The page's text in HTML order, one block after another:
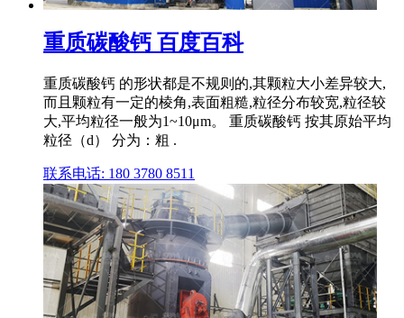
重质碳酸钙 百度百科
重质碳酸钙 的形状都是不规则的,其颗粒大小差异较大,
而且颗粒有一定的棱角,表面粗糙,粒径分布较宽,粒径较
大,平均粒径一般为1~10μm。 重质碳酸钙 按其原始平均
粒径（d） 分为：粗 .
联系电话: 180 3780 8511